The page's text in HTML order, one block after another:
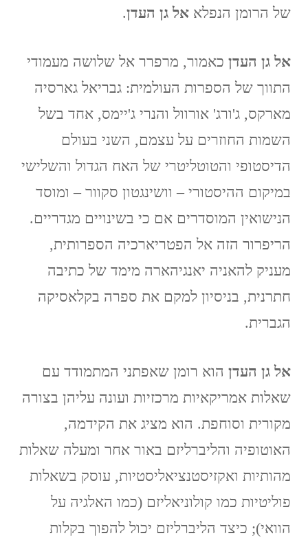
של הרומן הנפלא אל גן העדן.
אל גן העדן כאמור, מרפרר אל שלושה מעמודי
התווך של הספרות העולמית: גבריאל גארסיה
מארקס, ג'ורג' אורוול והנרי ג'יימס, אחד בשל
השמות החוזרים על עצמם, השני בעולם
הדיסטופי והטוטליטרי של האח הגדול והשלישי
במיקום ההיסטורי – וושינגטון סקוור – ומוסד
הנישואין המוסדרים אם כי בשינויים מגדריים.
הריפרור הזה אל הפטריארכיה הספרותית,
מעניק להאניה יאנגיהארה מימד של כתיבה
חתרנית, בניסיון למקם את ספרה בקלאסיקה
הגברית.
אל גן העדן הוא רומן שאפתני המתמודד עם
שאלות אמריקאיות מרכזיות ועונה עליהן בצורה
מקורית וסוחפת. הוא מציג את הקידמה,
האוטופיה והליברליזם באור אחר ומעלה שאלות
מהותיות ואקזיסטנציאליסטיות, עוסק בשאלות
פוליטיות כמו קולוניאליזם (כמו האלגיה על
הוואי); כיצד הליברליזם יכול להפוך בקלות